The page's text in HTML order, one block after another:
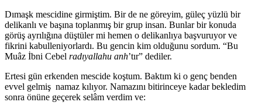
Dımaşk mescidine girmiştim. Bir de ne göreyim, güleç yüzlü bir
delikanlı ve başına toplanmış bir grup insan. Bunlar bir konuda
görüş ayrılığına düştüler mi hemen o delikanlıya başvuruyor ve
fikrini kabulleniyorlardı. Bu gencin kim olduğunu sordum. “Bu
Muâz İbni Cebel radıyallahu anh’tır” dediler.
Ertesi gün erkenden mescide koştum. Baktım ki o genç benden
evvel gelmiş namaz kılıyor. Namazını bitirinceye kadar bekledim
sonra önüne geçerek selâm verdim ve: